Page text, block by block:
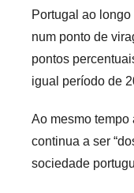
Portugal ao
num ponto de
pontos
igual período de
Ao mesmo tempo
continua a ser
sociedade